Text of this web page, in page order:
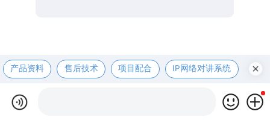
产品资料 售后技术 项目配合 IP网络对讲系统 医